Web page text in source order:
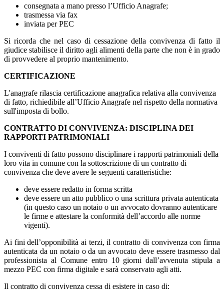
consegnata a mano presso l’Ufficio Anagrafe;
trasmessa via fax
inviata per PEC
Si ricorda che nel caso di cessazione della convivenza di fatto il
giudice stabilisce il diritto agli alimenti della parte che non è in grado
di provvedere al proprio mantenimento.
CERTIFICAZIONE
L'anagrafe rilascia certificazione anagrafica relativa alla convivenza
di fatto, richiedibile all’Ufficio Anagrafe nel rispetto della normativa
sull'imposta di bollo.
CONTRATTO DI CONVIVENZA: DISCIPLINA DEI
RAPPORTI PATRIMONIALI
I conviventi di fatto possono disciplinare i rapporti patrimoniali della
loro vita in comune con la sottoscrizione di un contratto di
convivenza che deve avere le seguenti caratteristiche:
deve essere redatto in forma scritta
deve essere un atto pubblico o una scrittura privata autenticata
(in questo caso un notaio o un avvocato dovranno autenticare
le firme e attestare la conformità dell’accordo alle norme
vigenti).
Ai fini dell’opponibilità ai terzi, il contratto di convivenza con firma
autenticata da un notaio o da un avvocato deve essere trasmesso dal
professionista al Comune entro 10 giorni dall’avvenuta stipula a
mezzo PEC con firma digitale e sarà conservato agli atti.
Il contratto di convivenza cessa di esistere in caso di: